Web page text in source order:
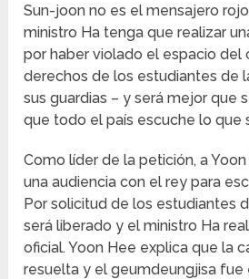
Sun-joon no es el mensajero
ministro Ha tenga que realizar
por haber violado el espacio del
derechos de los estudiantes de
sus guardias – y será mejor que
que todo el país escuche lo que
Como líder de la petición, a
una audiencia con el rey para
Por solicitud de los estudiantes
será liberado y el ministro Ha
oficial. Yoon Hee explica que la
resuelta y el geumdeungjisa fue